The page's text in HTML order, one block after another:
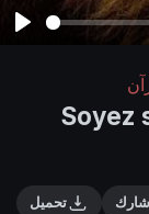
Soyez
شارك تحميل